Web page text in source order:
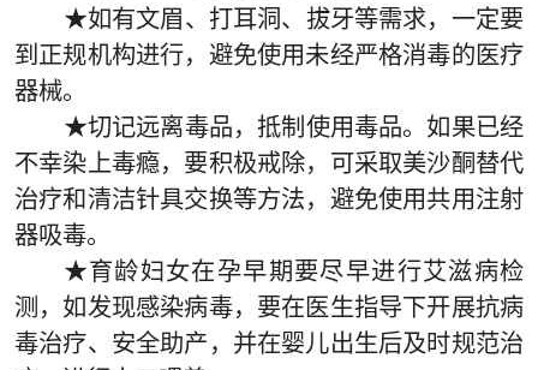
★如有文眉、打耳洞、拔牙等需求，一定要
到正规机构进行，避免使用未经严格消毒的医疗
器械。
★切记远离毒品，抵制使用毒品。如果已经
不幸染上毒瘾，要积极戒除，可采取美沙酮替代
治疗和清洁针具交换等方法，避免使用共用注射
器吸毒。
★育龄妇女在孕早期要尽早进行艾滋病检
测，如发现感染病毒，要在医生指导下开展抗病
毒治疗、安全助产，并在婴儿出生后及时规范治